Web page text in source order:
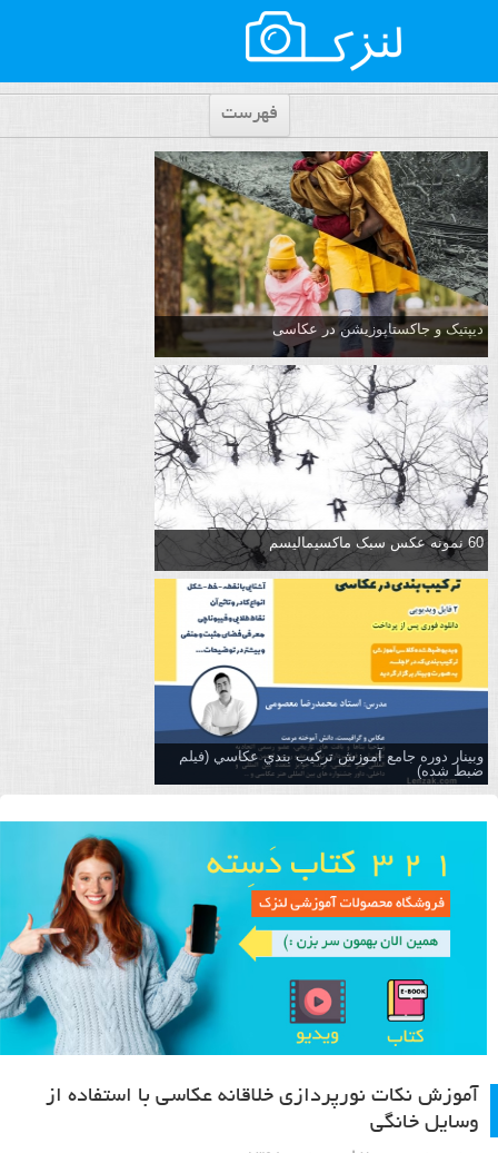
فهرست
دیپتیک و جاکستا‌پوزیشن در عکاسی
60 نمونه عکس سبک ماکسیمالیسم
وبینار دوره جامع آموزش تركيب بندي عكاسي (فیلم
ضبط شده)
آموزش نکات نورپردازی خلاقانه عکاسی با استفاده از
وسایل خانگی